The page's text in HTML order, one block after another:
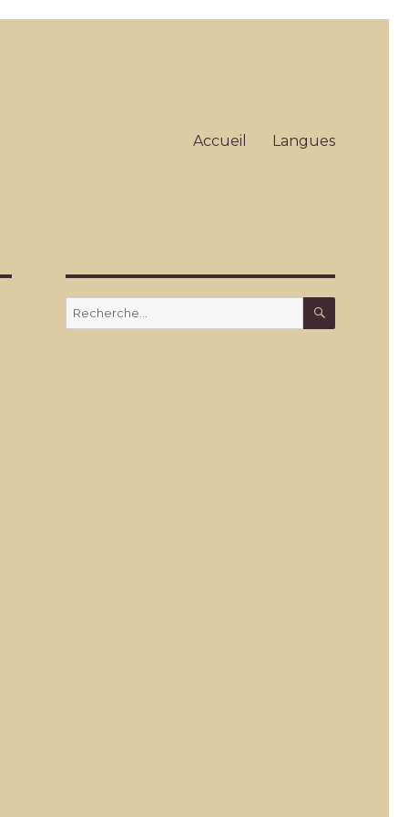
Accueil Langues
Recherche
pour